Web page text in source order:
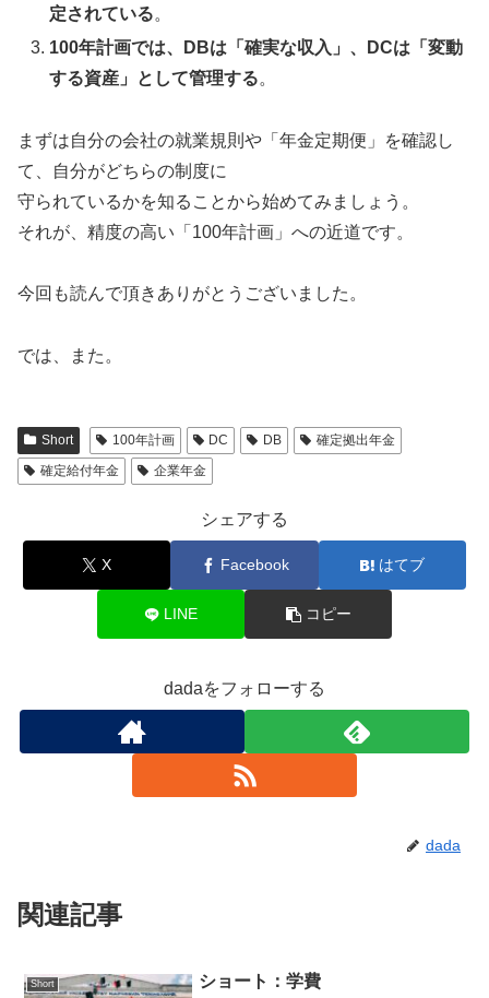
定されている。
100年計画では、DBは「確実な収入」、DCは「変動
する資産」として管理する。
まずは自分の会社の就業規則や「年金定期便」を確認し
て、自分がどちらの制度に
守られているかを知ることから始めてみましょう。
それが、精度の高い「100年計画」への近道です。
今回も読んで頂きありがとうございました。
では、また。
Short 100年計画 DC DB
確定拠出年金
確定給付年金
企業年金
シェアする
X Facebook はてブ
LINE コピー
dadaをフォローする
dada
関連記事
Short ショート：学費